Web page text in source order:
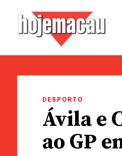
DESPORTO
Ávila e
ao GP